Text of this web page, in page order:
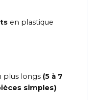
en plastique
plus longs (5 à 7
simples)